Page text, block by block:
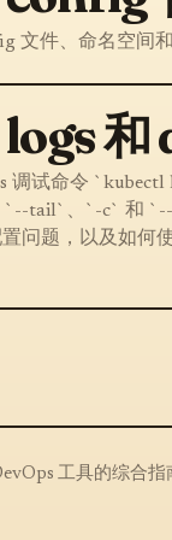
文件、命名空间
和
调试命令
tail`、`-c` 和 `--
问题，以及如
工具的综合